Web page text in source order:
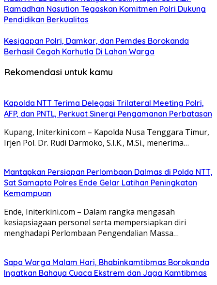
Ramadhan Nasution Tegaskan Komitmen Polri Dukung
Pendidikan Berkualitas
Kesigapan Polri, Damkar, dan Pemdes Borokanda
Berhasil Cegah Karhutla Di Lahan Warga
Rekomendasi untuk kamu
Kapolda NTT Terima Delegasi Trilateral Meeting Polri,
AFP, dan PNTL, Perkuat Sinergi Pengamanan Perbatasan
Kupang, Initerkini.com – Kapolda Nusa Tenggara Timur,
Irjen Pol. Dr. Rudi Darmoko, S.I.K., M.Si., menerima…
Mantapkan Persiapan Perlombaan Dalmas di Polda NTT,
Sat Samapta Polres Ende Gelar Latihan Peningkatan
Kemampuan
Ende, Initerkini.com – Dalam rangka mengasah
kesiapsiagaan personel serta mempersiapkan diri
menghadapi Perlombaan Pengendalian Massa…
Sapa Warga Malam Hari, Bhabinkamtibmas Borokanda
Ingatkan Bahaya Cuaca Ekstrem dan Jaga Kamtibmas